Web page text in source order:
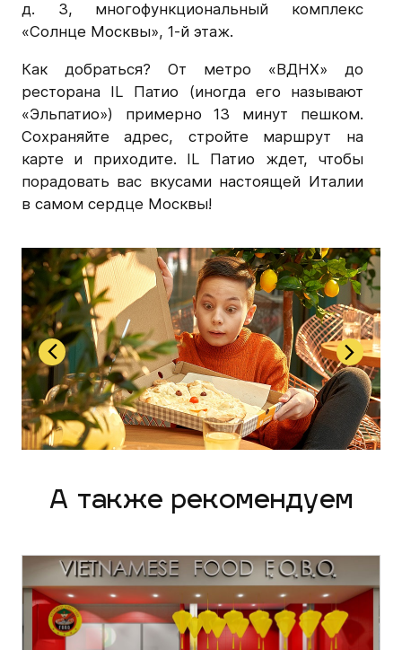
д. 3, многофункциональный комплекс
«Солнце Москвы», 1-й этаж.
Как добраться? От метро «ВДНХ» до
ресторана IL Патио (иногда его называют
«Эльпатио») примерно 13 минут пешком.
Сохраняйте адрес, стройте маршрут на
карте и приходите. IL Патио ждет, чтобы
порадовать вас вкусами настоящей Италии
в самом сердце Москвы!
А также рекомендуем